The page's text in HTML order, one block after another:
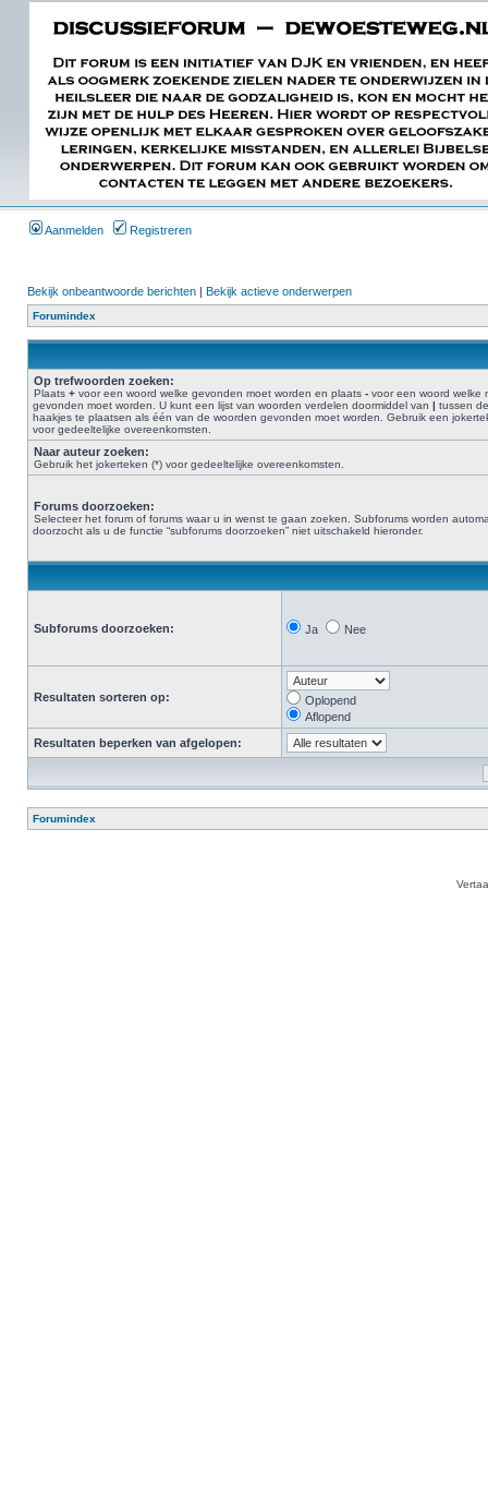
Aanmelden Registreren
Bekijk onbeantwoorde berichten | Bekijk actieve onderwerpen
Forumindex
Op trefwoorden zoeken:
Plaats + voor een woord welke gevonden moet worden en plaats - voor een woord welke
gevonden moet worden. U kunt een lijst van woorden verdelen doormiddel van | tussen de
haakjes te plaatsen als één van de woorden gevonden moet worden. Gebruik een
voor gedeeltelijke overeenkomsten.
Naar auteur zoeken:
Gebruik het jokerteken (*) voor gedeeltelijke overeenkomsten.
Forums doorzoeken:
Selecteer het forum of forums waar u in wenst te gaan zoeken. Subforums worden
doorzocht als u de functie “subforums doorzoeken” niet uitschakeld hieronder.
Subforums doorzoeken: Ja Nee
Resultaten sorteren op:
Oplopend
Aflopend
Resultaten beperken van afgelopen:
Forumindex